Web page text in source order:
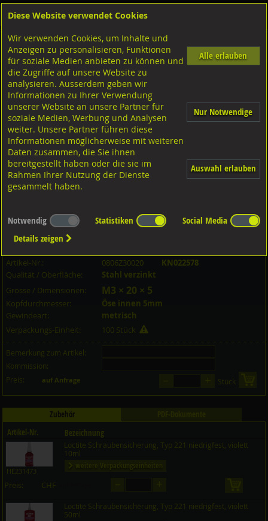
Shop Schrauben Diverse Schrauben
M-Gewinde
Diverse Ausführungen M-GewindeLeichte Ausführung Stahl verzinkt
Ringschrauben mit M-Gewinde, Stahl verzinkt M3x20x5
Artikel-Informationen
Artikel-Nr.:
0806Z30020
KN022578
Qualität / Oberfläche:
Stahl verzinkt
Grösse / Dimensionen:
M3 × 20 × 5
Kopfdurchmesser:
Öse innen 5mm
Gewindeart:
metrisch
Verpackungs-Einheit:
100 Stück
Bemerkung zum Artikel:
Kommission:
Preis:
auf Anfrage Stück
Zubehör
Artikel-Nr.
Bezeichnung
Menge
HE231473
Loctite Schraubensicherung, Typ 221 niedrigfest, violett
10ml
weitere Verpackungseinheiten
Preis: CHF
Loctite Schraubensicherung, Typ 221 niedrigfest, violett
50ml
Diese Website verwendet Cookies
Wir verwenden Cookies, um Inhalte und
Anzeigen zu personalisieren, Funktionen
für soziale Medien anbieten zu können und
die Zugriffe auf unsere Website zu
analysieren. Ausserdem geben wir
Informationen zu Ihrer Verwendung
unserer Website an unsere Partner für
soziale Medien, Werbung und Analysen
weiter. Unsere Partner führen diese
Informationen möglicherweise mit weiteren
Daten zusammen, die Sie ihnen
bereitgestellt haben oder die sie im
Rahmen Ihrer Nutzung der Dienste
gesammelt haben.
Alle erlauben
Nur Notwendige
Auswahl erlauben
Notwendig Statistiken
Social Media
Details zeigen